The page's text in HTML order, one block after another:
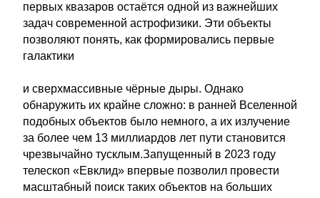
первых квазаров остаётся одной из важнейших
задач современной астрофизики. Эти объекты
позволяют понять, как формировались первые
галактики
и сверхмассивные чёрные дыры. Однако
обнаружить их крайне сложно: в ранней Вселенной
подобных объектов было немного, а их излучение
за более чем 13 миллиардов лет пути становится
чрезвычайно тусклым.Запущенный в 2023 году
телескоп «Евклид» впервые позволил провести
масштабный поиск таких объектов на больших